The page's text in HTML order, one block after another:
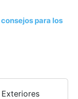
para los